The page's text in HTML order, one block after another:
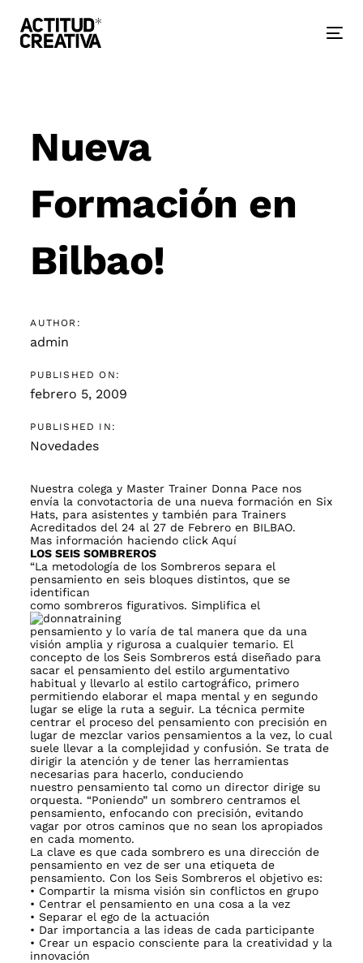
links
primary
navigation
Nueva
Formación en
Bilbao!
AUTHOR:
admin
PUBLISHED ON:
febrero 5, 2009
PUBLISHED IN:
Novedades
Nuestra colega y Master Trainer Donna Pace nos
envía la convotactoria de una nueva formación en Six
Hats, para asistentes y también para Trainers
Acreditados del 24 al 27 de Febrero en BILBAO.
Mas información haciendo click Aquí
LOS SEIS SOMBREROS
“La metodología de los Sombreros separa el
pensamiento en seis bloques distintos, que se
identifican
como sombreros figurativos. Simplifica el
pensamiento y lo varía de tal manera que da una
visión amplia y rigurosa a cualquier temario. El
concepto de los Seis Sombreros está diseñado para
sacar el pensamiento del estilo argumentativo
habitual y llevarlo al estilo cartográfico, primero
permitiendo elaborar el mapa mental y en segundo
lugar se elige la ruta a seguir. La técnica permite
centrar el proceso del pensamiento con precisión en
lugar de mezclar varios pensamientos a la vez, lo cual
suele llevar a la complejidad y confusión. Se trata de
dirigir la atención y de tener las herramientas
necesarias para hacerlo, conduciendo
nuestro pensamiento tal como un director dirige su
orquesta. “Poniendo” un sombrero centramos el
pensamiento, enfocando con precisión, evitando
vagar por otros caminos que no sean los apropiados
en cada momento.
La clave es que cada sombrero es una dirección de
pensamiento en vez de ser una etiqueta de
pensamiento. Con los Seis Sombreros el objetivo es:
• Compartir la misma visión sin conflictos en grupo
• Centrar el pensamiento en una cosa a la vez
• Separar el ego de la actuación
• Dar importancia a las ideas de cada participante
• Crear un espacio consciente para la creatividad y la
innovación
navigation